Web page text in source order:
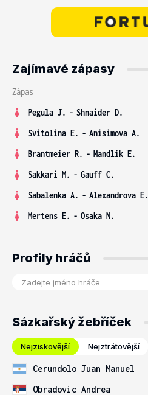
Zajímavé zápasy
Zápas
Pegula J. - Shnaider D.
Svitolina E. - Anisimova A.
Brantmeier R. - Mandlik E.
Sakkari M. - Gauff C.
Sabalenka A. - Alexandrova E.
Mertens E. - Osaka N.
Profily hráčů
Sázkařský žebříček
Nejziskovější Nejztrátovější
Cerundolo Juan Manuel
Obradovic Andrea